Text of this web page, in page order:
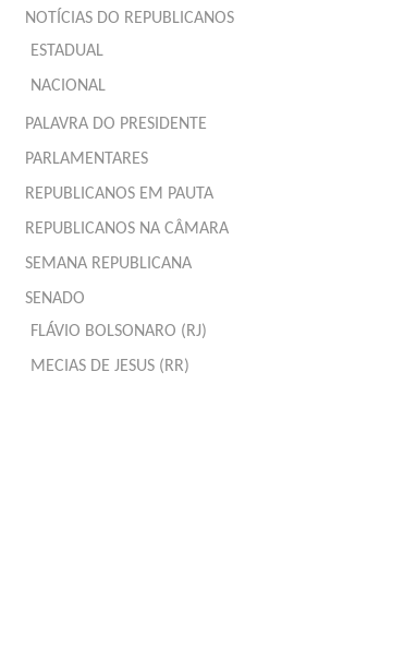
NOTÍCIAS DO REPUBLICANOS
ESTADUAL
NACIONAL
PALAVRA DO PRESIDENTE
PARLAMENTARES
REPUBLICANOS EM PAUTA
REPUBLICANOS NA CÂMARA
SEMANA REPUBLICANA
SENADO
FLÁVIO BOLSONARO (RJ)
MECIAS DE JESUS (RR)